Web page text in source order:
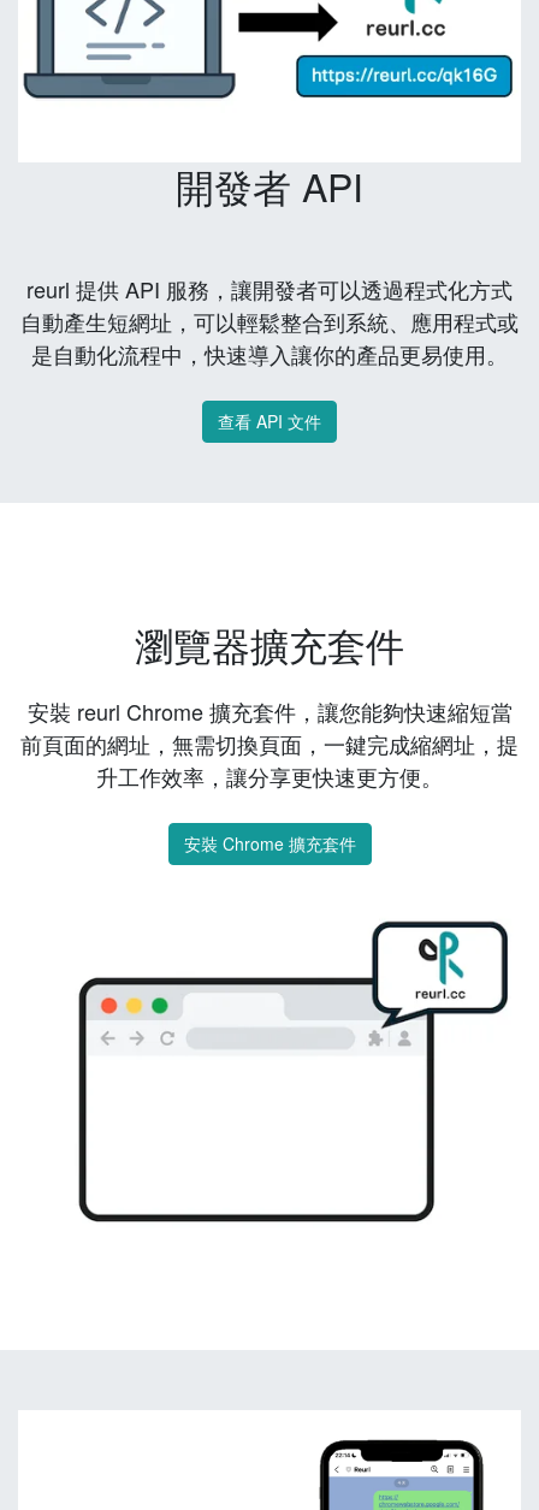
開發者 API
reurl 提供 API 服務，讓開發者可以透過程式化方式
自動產生短網址，可以輕鬆整合到系統、應用程式或
是自動化流程中，快速導入讓你的產品更易使用。
查看 API 文件
瀏覽器擴充套件
安裝 reurl Chrome 擴充套件，讓您能夠快速縮短當
前頁面的網址，無需切換頁面，一鍵完成縮網址，提
升工作效率，讓分享更快速更方便。
安裝 Chrome 擴充套件